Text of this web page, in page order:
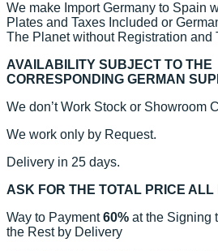
We make Import Germany to Spain
Plates and Taxes Included or
The Planet without Registration and
AVAILABILITY SUBJECT TO THE
CORRESPONDING GERMAN
We don’t Work Stock or Showroom
We work only by Request.
Delivery in 25 days.
ASK FOR THE TOTAL PRICE ALL
Way to Payment60% at the Signing
the Rest by Delivery